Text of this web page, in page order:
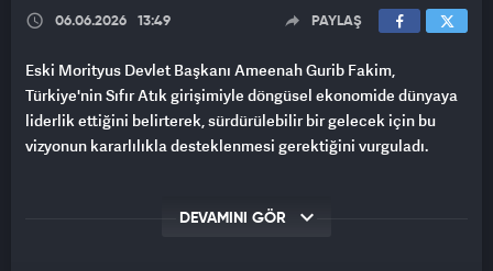
06.06.2026 13:49 PAYLAŞ
Eski Morityus Devlet Başkanı Ameenah Gurib Fakim,
Türkiye'nin Sıfır Atık girişimiyle döngüsel ekonomide dünyaya
liderlik ettiğini belirterek, sürdürülebilir bir gelecek için bu
vizyonun kararlılıkla desteklenmesi gerektiğini vurguladı.
DEVAMINI GÖR